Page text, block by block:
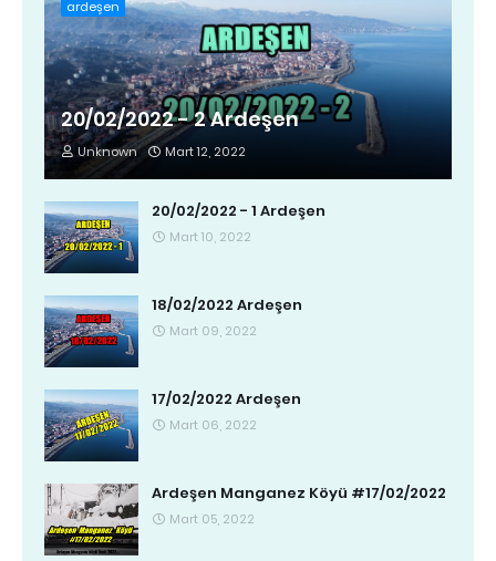
ardeşen
20/02/2022 - 2 Ardeşen
Unknown Mart 12, 2022
20/02/2022 - 1 Ardeşen
Mart 10, 2022
18/02/2022 Ardeşen
Mart 09, 2022
17/02/2022 Ardeşen
Mart 06, 2022
Ardeşen Manganez Köyü #17/02/2022
Mart 05, 2022